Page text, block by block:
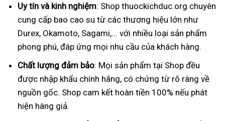
Uy tín và kinh nghiệm: Shop thuockichduc.org chuyên
cung cấp bao cao su từ các thương hiệu lớn như
Durex, Okamoto, Sagami,... với nhiều loại sản phẩm
phong phú, đáp ứng mọi nhu cầu của khách hàng.
Chất lượng đảm bảo: Mọi sản phẩm tại Shop đều
được nhập khẩu chính hãng, có chứng từ rõ ràng về
nguồn gốc. Shop cam kết hoàn tiền 100% nếu phát
hiện hàng giả.